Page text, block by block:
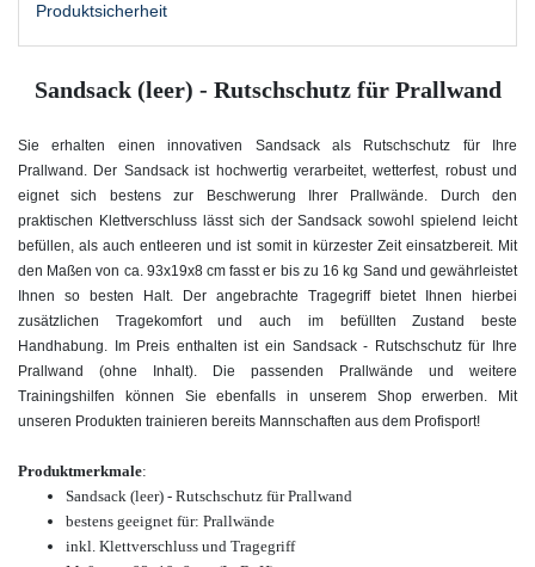
Produktsicherheit
Sandsack (leer) - Rutschschutz für Prallwand
Sie erhalten einen innovativen Sandsack als Rutschschutz für Ihre
Prallwand. Der Sandsack ist hochwertig verarbeitet, wetterfest, robust und
eignet sich bestens zur Beschwerung Ihrer Prallwände. Durch den
praktischen Klettverschluss lässt sich der Sandsack sowohl spielend leicht
befüllen, als auch entleeren und ist somit in kürzester Zeit einsatzbereit. Mit
den Maßen von ca. 93x19x8 cm fasst er bis zu 16 kg Sand und gewährleistet
Ihnen so besten Halt. Der angebrachte Tragegriff bietet Ihnen hierbei
zusätzlichen Tragekomfort und auch im befüllten Zustand beste
Handhabung. Im Preis enthalten ist ein Sandsack - Rutschschutz für Ihre
Prallwand (ohne Inhalt). Die passenden Prallwände und weitere
Trainingshilfen können Sie ebenfalls in unserem Shop erwerben. Mit
unseren Produkten trainieren bereits Mannschaften aus dem Profisport!
Produktmerkmale:
Sandsack (leer) - Rutschschutz für Prallwand
bestens geeignet für: Prallwände
inkl. Klettverschluss und Tragegriff